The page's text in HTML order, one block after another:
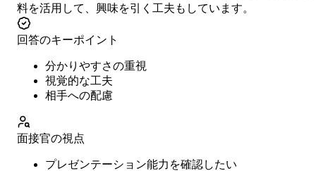
料を活用して、興味を引く工夫もしています。
回答のキーポイント
分かりやすさの重視
視覚的な工夫
相手への配慮
面接官の視点
プレゼンテーション能力を確認したい